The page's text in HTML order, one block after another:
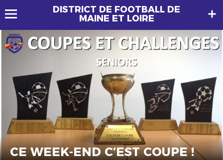
DISTRICT DE FOOTBALL DE
MAINE ET LOIRE
CE WEEK-END C’EST COUPE !